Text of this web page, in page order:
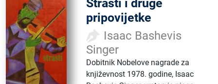
Strasti i druge
pripovijetke
Isaac Bashevis
Singer
Dobitnik Nobelove nagrade za
književnost 1978. godine, Isaac